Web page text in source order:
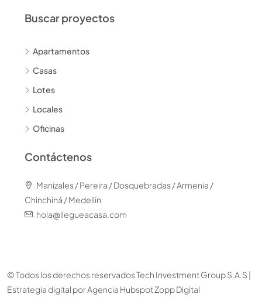
Buscar proyectos
Apartamentos
Casas
Lotes
Locales
Oficinas
Contáctenos
Manizales / Pereira / Dosquebradas / Armenia /
Chinchiná / Medellín
hola@llegueacasa.com
© Todos los derechos reservados Tech Investment Group S.A.S |
Estrategia digital porAgencia Hubspot Zopp Digital